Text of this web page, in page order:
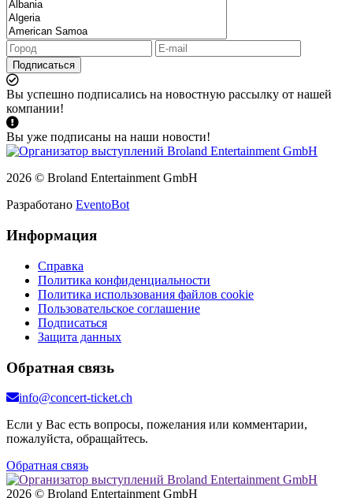
Подписаться
Вы успешно подписались на новостную рассылку от нашей
компании!
Вы уже подписаны на наши новости!
2026 © Broland Entertainment GmbH
Разработано EventoBot
Информация
Справка
Политика конфиденциальности
Политика использования файлов cookie
Пользовательское соглашение
Подписаться
Защита данных
Обратная связь
info@concert-ticket.ch
Если у Вас есть вопросы, пожелания или комментарии,
пожалуйста, обращайтесь.
Обратная связь
2026 © Broland Entertainment GmbH